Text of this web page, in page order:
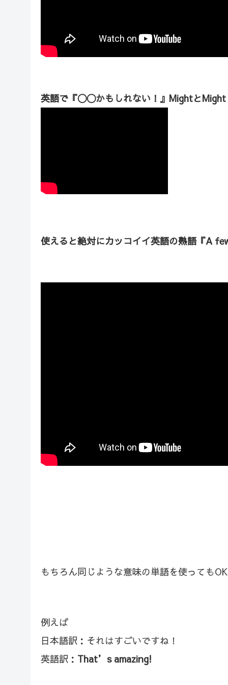
英語で『〇〇かもしれない！』MightとMight
使えると絶対にカッコイイ英語の熟語『A
もちろん同じような意味の単語を使っても
例えば
日本語訳：それはすごいですね！
英語訳： That’s amazing!